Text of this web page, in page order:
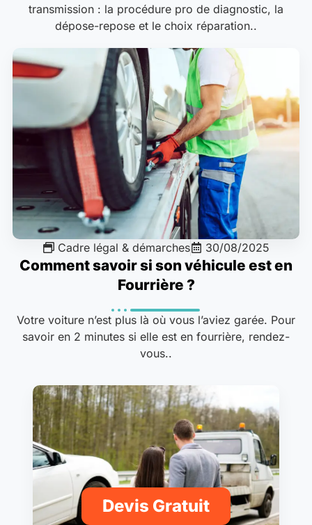
transmission : la procédure pro de diagnostic, la
dépose-repose et le choix réparation..
Cadre légal & démarches 30/08/2025
Comment savoir si son véhicule est en
Fourrière ?
Votre voiture n’est plus là où vous l’aviez garée. Pour
savoir en 2 minutes si elle est en fourrière, rendez-
vous..
Devis Gratuit